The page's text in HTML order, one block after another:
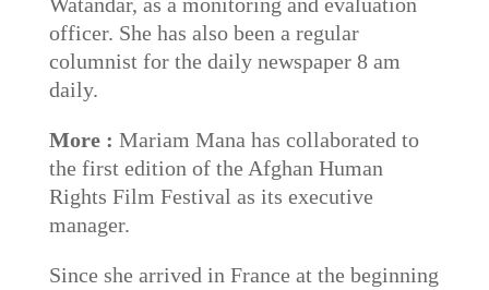
officer. She has also been a regular
columnist for the daily newspaper 8 am
daily.
More : Mariam Mana has collaborated to
the first edition of the Afghan Human
Rights Film Festival as its executive
manager.
Since she arrived in France at the beginning